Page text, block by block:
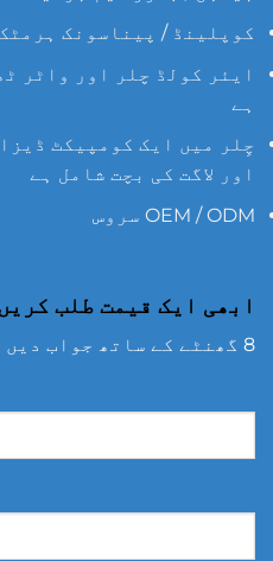
کوپلینڈ / پیناسونک
ایئر کولڈ چلر اور واٹر
ہے
چِلر میں ایک کومپیکٹ
اور لاگت کی بچت شامل ہے
OEM / ODM سروس
ابھی ایک قیمت طلب
8 گھنٹے کے ساتھ جواب دیں (کام کا وقت)